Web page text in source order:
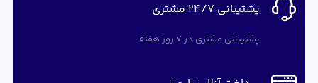
پشتیبانی 24/7 مشتری
پشتیبانی مشتری در 7 روز هفته